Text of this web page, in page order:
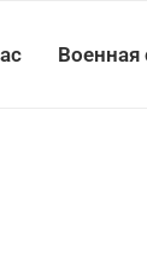
Военная